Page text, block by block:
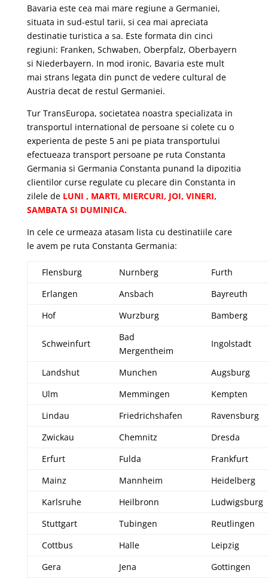
Bavaria este cea mai mare regiune a Germaniei,
situata in sud-estul tarii, si cea mai apreciata
destinatie turistica a sa. Este formata din cinci
regiuni: Franken, Schwaben, Oberpfalz, Oberbayern
si Niederbayern. In mod ironic, Bavaria este mult
mai strans legata din punct de vedere cultural de
Austria decat de restul Germaniei.
Tur TransEuropa, societatea noastra specializata in
transportul international de persoane si colete cu o
experienta de peste 5 ani pe piata transportului
efectueaza transport persoane pe ruta Constanta
Germania si Germania Constanta punand la dipozitia
clientilor curse regulate cu plecare din Constanta in
zilele deLUNI , MARTI, MIERCURI, JOI, VINERI,
SAMBATA SI DUMINICA.
In cele ce urmeaza atasam lista cu destinatiile care
le avem pe ruta Constanta Germania:
Flensburg Nurnberg
Furth
Erlangen
Ansbach
Bayreuth
Hof
Wurzburg Bamberg
Schweinfurt
Bad
Mergentheim
Ingolstadt
Landshut Munchen
Augsburg
Ulm
Memmingen
Kempten
Lindau
Friedrichshafen
Ravensburg
Zwickau
Chemnitz
Dresda
Erfurt
Fulda
Frankfurt
Mainz
Mannheim
Heidelberg
Karlsruhe
Heilbronn
Ludwigsburg
Stuttgart
Tubingen
Reutlingen
Cottbus
Halle
Leipzig
Gera
Jena Gottingen